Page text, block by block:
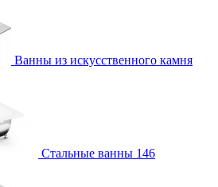
Ванны из искусственного камня
Стальные ванны 146